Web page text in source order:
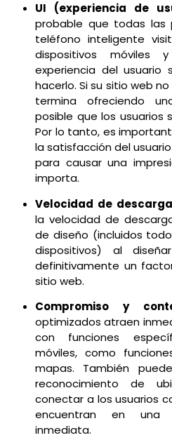
UI (experiencia de
probable que todas las
teléfono inteligente
dispositivos
experiencia del
hacerlo. Si su sitio web
termina ofreciendo
posible que los usuarios
Por lo tanto, es
la satisfacción del
para causar una
importa.
Velocidad de
la velocidad de
de diseño (incluidos
dispositivos) al
definitivamente un
sitio web.
Compromiso y
optimizados atraen
con funciones
móviles, como
mapas. También
reconocimiento de
conectar a los usuarios
encuentran en una
inmediata.